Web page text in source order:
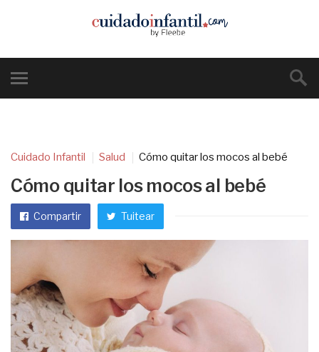
Cuidado Infantil Salud Cómo quitar los mocos al bebé
Cómo quitar los mocos al bebé
Compartir Tuitear